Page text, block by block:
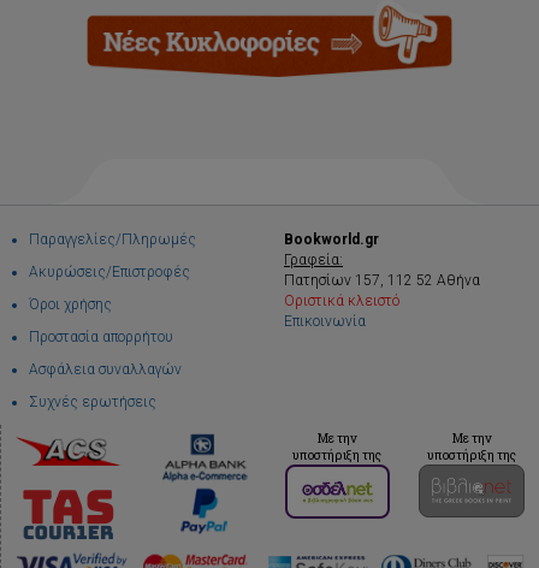
Παραγγελίες/Πληρωμές
Ακυρώσεις/Επιστροφές
Όροι χρήσης
Προστασία απορρήτου
Ασφάλεια συναλλαγών
Συχνές ερωτήσεις
Bookworld.gr
Γραφεία:
Πατησίων 157, 112 52 Αθήνα
Οριστικά κλειστό
Επικοινωνία
Με την
υποστήριξη της
Με την
υποστήριξη της